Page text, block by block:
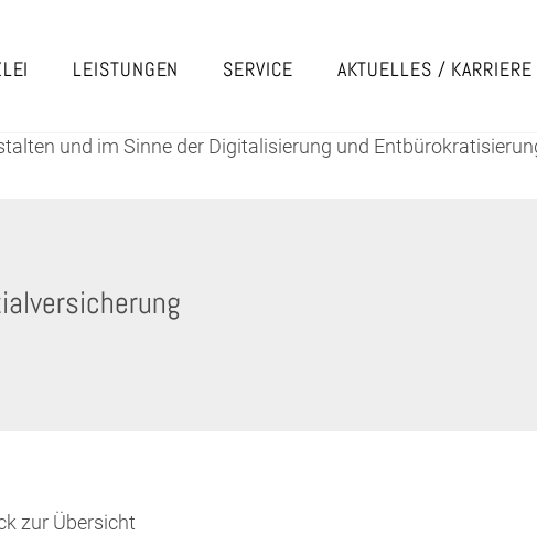
LEISTUNGEN SERVICE AKTUELLES / KARRIERE
und im Sinne der Digitalisierung und
zur Übersicht